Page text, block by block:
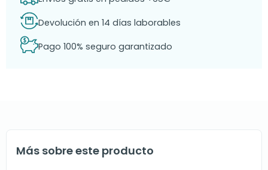
Devolución en 14 días laborables
Pago 100% seguro garantizado
Más sobre este producto